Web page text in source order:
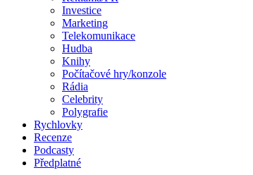
Investice
Marketing
Telekomunikace
Hudba
Knihy
Počítačové hry/konzole
Rádia
Celebrity
Polygrafie
Rychlovky
Recenze
Podcasty
Předplatné